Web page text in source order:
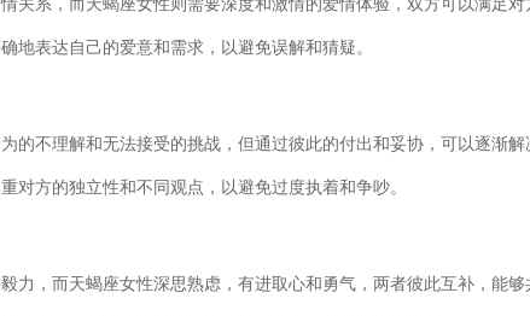
地表达自己的爱意和需求，以避免误解和猜疑。
的不理解和无法接受的挑战，但通过彼此的付出和妥协，可以逐渐
对方的独立性和不同观点，以避免过度执着和争吵。
力，而天蝎座女性深思熟虑，有进取心和勇气，两者彼此互补，能